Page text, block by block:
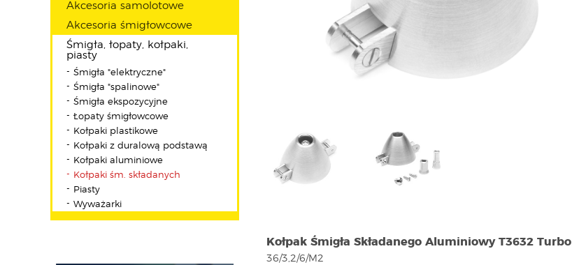
Akcesoria samolotowe
Akcesoria śmigłowcowe
Śmigła, łopaty, kołpaki,
piasty
Śmigła "elektryczne"
Śmigła "spalinowe"
Śmigła ekspozycyjne
Łopaty śmigłowcowe
Kołpaki plastikowe
Kołpaki z duralową podstawą
Kołpaki aluminiowe
Kołpaki śm. składanych
Piasty
Wyważarki
Kołpak Śmigła Składanego Aluminiowy T3632 Turbo
36/3,2/6/M2